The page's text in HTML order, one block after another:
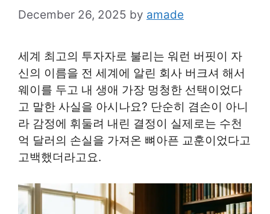
December 26, 2025 by amade
세계 최고의 투자자로 불리는 워런 버핏이 자
신의 이름을 전 세계에 알린 회사 버크셔 해서
웨이를 두고 내 생애 가장 멍청한 선택이었다
고 말한 사실을 아시나요? 단순히 겸손이 아니
라 감정에 휘둘려 내린 결정이 실제로는 수천
억 달러의 손실을 가져온 뼈아픈 교훈이었다고
고백했더라고요.